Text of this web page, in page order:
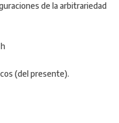
de la arbitrariedad
(del presente).